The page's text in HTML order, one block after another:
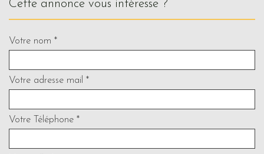
cette annonce vous intéresse ?
Votre nom *
Votre adresse mail *
Votre Téléphone *